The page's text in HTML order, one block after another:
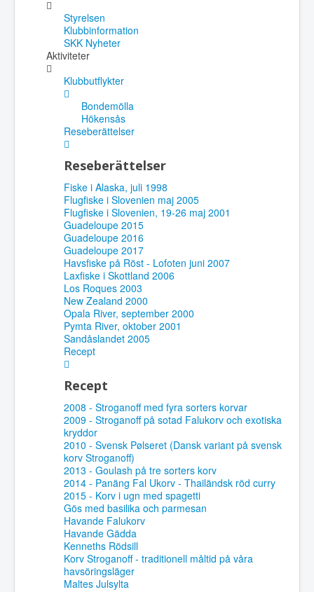
Styrelsen
Klubbinformation
SKK Nyheter
Aktiviteter
Klubbutflykter
Bondemölla
Hökensås
Reseberättelser
Reseberättelser
Fiske i Alaska, juli 1998
Flugfiske i Slovenien maj 2005
Flugfiske i Slovenien, 19-26 maj 2001
Guadeloupe 2015
Guadeloupe 2016
Guadeloupe 2017
Havsfiske på Röst - Lofoten juni 2007
Laxfiske i Skottland 2006
Los Roques 2003
New Zealand 2000
Opala River, september 2000
Pymta River, oktober 2001
Sandåslandet 2005
Recept
Recept
2008 - Stroganoff med fyra sorters korvar
2009 - Stroganoff på sotad Falukorv och exotiska
kryddor
2010 - Svensk Pølseret (Dansk variant på svensk
korv Stroganoff)
2013 - Goulash på tre sorters korv
2014 - Panäng Fal Ukorv - Thailändsk röd curry
2015 - Korv i ugn med spagetti
Gös med basilika och parmesan
Havande Falukorv
Havande Gädda
Kenneths Rödsill
Korv Stroganoff - traditionell måltid på våra
havsöringsläger
Maltes Julsylta